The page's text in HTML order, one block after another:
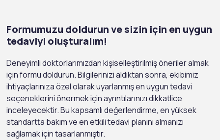
Formumuzu doldurun ve sizin için en uygun
tedaviyi oluşturalım!
Deneyimli doktorlarımızdan kişiselleştirilmiş öneriler almak
için formu doldurun. Bilgilerinizi aldıktan sonra, ekibimiz
ihtiyaçlarınıza özel olarak uyarlanmış en uygun tedavi
seçeneklerini önermek için ayrıntılarınızı dikkatlice
inceleyecektir. Bu kapsamlı değerlendirme, en yüksek
standartta bakım ve en etkili tedavi planını almanızı
sağlamak için tasarlanmıştır.